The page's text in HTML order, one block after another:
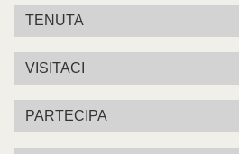
TENUTA
VISITACI
PARTECIPA